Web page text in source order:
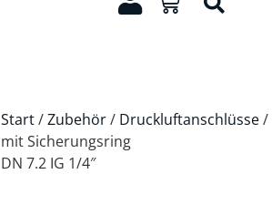
Start/Zubehör/ Druckluftanschlüsse/
mit Sicherungsring
DN 7.2 IG 1/4″